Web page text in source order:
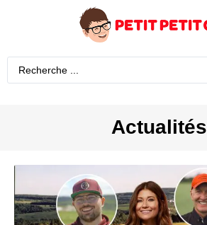
Actualités